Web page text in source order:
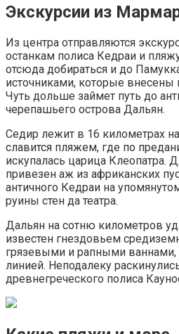
Экскурсии из
Из центра отправляются
останкам полиса Кедраи и
отсюда добираться и до
источниками, которые
Чуть дольше займет путь до
черепашьего острова Дальян.
Седир лежит в 16 километрах
славится пляжем, где по
искупалась царица Клеопатра.
привезен аж из африканских
античного Кедраи на
руины стен да театра.
Дальян на сотню километров
известен гнездовьем
грязевыми и рапными ваннами,
линией. Неподалеку
древнегреческого полиса